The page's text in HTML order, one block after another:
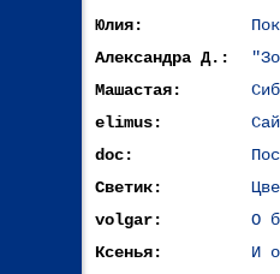
Юлия:
Александра Д.:
Машастая:
elimus:
doc:
Светик:
volgar:
О
Ксенья:
И